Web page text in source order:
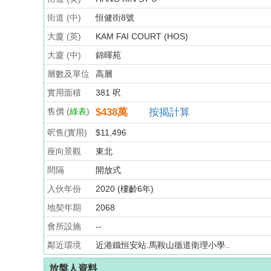
街道 (中)
恒健街8號
大廈 (英)
KAM FAI COURT (HOS)
大廈 (中)
錦暉苑
層數及單位
高層
實用面積
381 呎
售價 (綠表) $438萬 按揭計算
呎售(實用)
$11,496
座向景觀
東北
間隔
開放式
入伙年份
2020 (樓齡6年)
地契年期
2068
會所設施
--
鄰近環境
近港鐵恒安站.馬鞍山循道衛理小學..
放盤人資料